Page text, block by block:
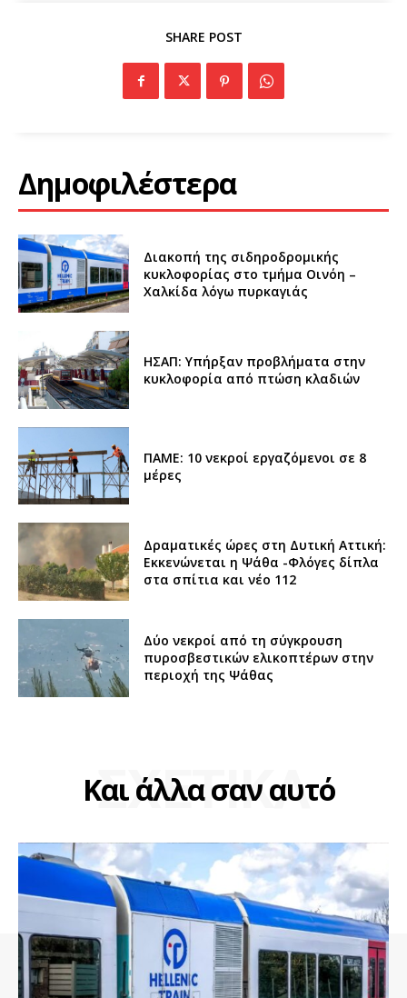
SHARE POST
Δημοφιλέστερα
Διακοπή της σιδηροδρομικής
κυκλοφορίας στο τμήμα Οινόη –
Χαλκίδα λόγω πυρκαγιάς
ΗΣΑΠ: Υπήρξαν προβλήματα στην
κυκλοφορία από πτώση κλαδιών
ΠΑΜΕ: 10 νεκροί εργαζόμενοι σε 8
μέρες
Δραματικές ώρες στη Δυτική Αττική:
Εκκενώνεται η Ψάθα -Φλόγες δίπλα
στα σπίτια και νέο 112
Δύο νεκροί από τη σύγκρουση
πυροσβεστικών ελικοπτέρων στην
περιοχή της Ψάθας
Και άλλα σαν αυτό
ΣΧΕΤΙΚΑ